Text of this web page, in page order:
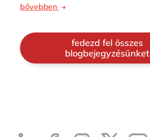
bővebben
fedezd fel összes
blogbejegyzésünket